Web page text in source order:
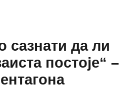
сазнати да ли
постоје“ –